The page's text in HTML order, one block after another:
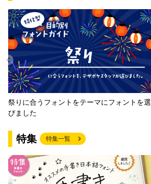
祭りに合うフォントをテーマにフォントを選
びました
特集 特集一覧